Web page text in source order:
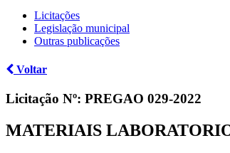
Licitações
Legislação municipal
Outras publicações
Voltar
Licitação Nº: PREGAO 029-2022
MATERIAIS